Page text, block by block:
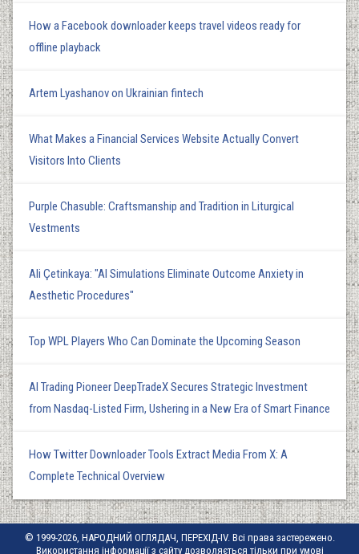
How a Facebook downloader keeps travel videos ready for
offline playback
Artem Lyashanov on Ukrainian fintech
What Makes a Financial Services Website Actually Convert
Visitors Into Clients
Purple Chasuble: Craftsmanship and Tradition in Liturgical
Vestments
Ali Çetinkaya: "AI Simulations Eliminate Outcome Anxiety in
Aesthetic Procedures"
Top WPL Players Who Can Dominate the Upcoming Season
AI Trading Pioneer DeepTradeX Secures Strategic Investment
from Nasdaq-Listed Firm, Ushering in a New Era of Smart Finance
How Twitter Downloader Tools Extract Media From X: A
Complete Technical Overview
© 1999-2026, НАРОДНИЙ ОГЛЯДАЧ, ПЕРЕХІД-IV. Всі права застережено.
Використання інформації з сайту дозволяється тільки при умові